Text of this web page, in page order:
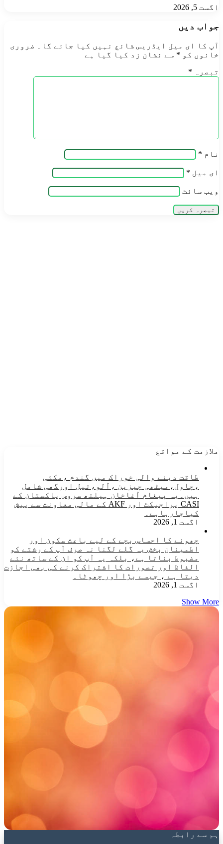
اگست 5, 2026
جواب دیں
آپ کا ای میل ایڈریس شائع نہیں کیا جائے گا۔
ضروری
خانوں کو * سے نشان زد کیا گیا ہے
تبصرہ *
نام *
ای میل *
ویب‌ سائٹ
ملازمت کے مواقع
طاقت دینے والی خوراک میں گندم ،مکئی
،چاول،میٹھی چیزین ،آلو،تیل اورگھی شامل
ہیں۔یہ پیغام آغاخان ہیلتھ سروس پاکستان کے
CASI پراجیکٹ اور AKF کے مالی معاونت سے پیش
کیاجارہاہے۔
اگست 1, 2026
چھونے کا احساس بچے کے لیے باعث سکون اور
اطمینان بخش یہ گلے لگنا نہ صرف آپ کے رشتے کو
مضبوط بناتا ہے، بلکہ یہ آپ کو ان کے ساتھ نئے
الفاظ اور تصورات کا اشتراک کرنے کی بھی اجازت
دیتا ہے ، جیسے بڑا اور چھوٹا۔
اگست 1, 2026
Show More
ہم سے رابطہ